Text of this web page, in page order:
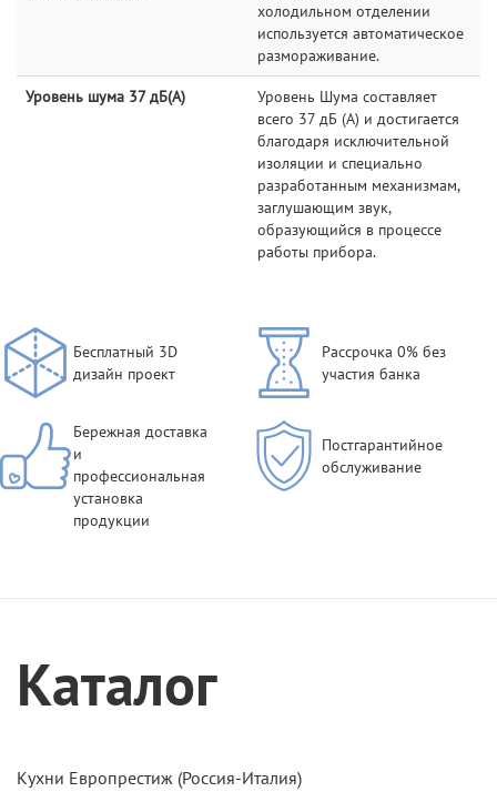
холодильном отделении
используется автоматическое
размораживание.
Уровень шума 37 дБ(А)
Уровень Шума составляет
всего 37 дБ (А) и достигается
благодаря исключительной
изоляции и специально
разработанным механизмам,
заглушающим звук,
образующийся в процессе
работы прибора.
Бесплатный 3D
дизайн проект
Рассрочка 0% без
участия банка
Бережная доставка
и
профессиональная
установка
продукции
Постгарантийное
обслуживание
Каталог
Кухни Европрестиж (Россия-Италия)